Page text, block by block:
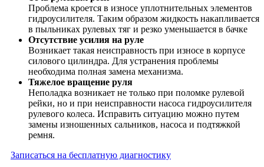
Проблема кроется в износе уплотнительных элементов
гидроусилителя. Таким образом жидкость накапливается
в пыльниках рулевых тяг и резко уменьшается в бачке
Отсутствие усилия на руле
Возникает такая неисправность при износе в корпусе
силового цилиндра. Для устранения проблемы
необходима полная замена механизма.
Тяжелое вращение руля
Неполадка возникает не только при поломке рулевой
рейки, но и при неисправности насоса гидроусилителя
рулевого колеса. Исправить ситуацию можно путем
замены изношенных сальников, насоса и подтяжкой
ремня.
Записаться на бесплатную диагностику